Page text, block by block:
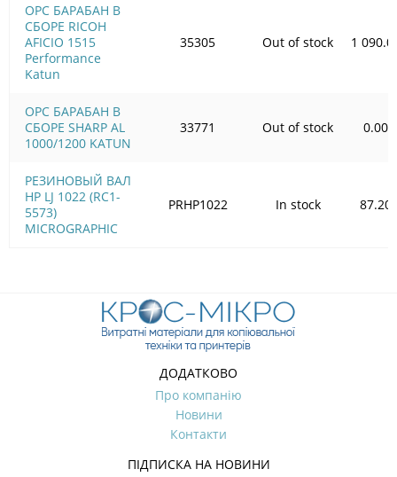
OPC БАРАБАН В
СБОРЕ RICOH
AFICIO 1515
Performance
Katun
OPC БАРАБАН В
СБОРЕ SHARP AL
1000/1200 KATUN
РЕЗИНОВЫЙ ВАЛ
HP LJ 1022 (RC1-
5573)
MICROGRAPHIC
35305 Out of stock 1
33771 Out of stock 0.00
PRHP1022 In stock 87.20
ДОДАТКОВО
Про компанію
Новини
Контакти
ПІДПИСКА НА НОВИНИ